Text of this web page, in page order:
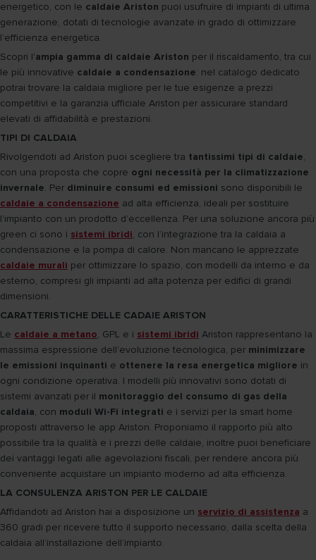
energetico, con le caldaie Ariston puoi usufruire di impianti di ultima
generazione, dotati di tecnologie avanzate in grado di ottimizzare
l’efficienza energetica.
Scopri l'ampia gamma di caldaie Ariston per il riscaldamento, tra cui
le più innovative caldaie a condensazione: nel catalogo dedicato
potrai trovare la caldaia migliore per le tue esigenze a prezzi
competitivi e la garanzia ufficiale Ariston per assicurare standard
elevati di affidabilità e prestazioni.
TIPI DI CALDAIA
Rivolgendoti ad Ariston puoi scegliere tra tantissimi tipi di caldaie,
con una proposta che copre ogni necessità per la climatizzazione
invernale. Per diminuire consumi ed emissioni sono disponibili le
caldaie a condensazione ad alta efficienza, ideali per sostituire
l’impianto con un prodotto d’eccellenza. Per una soluzione ancora più
green ci sono i sistemi ibridi, con l’integrazione tra la caldaia a
condensazione e la pompa di calore. Non mancano le apprezzate
caldaie murali per ottimizzare lo spazio, con modelli da interno e da
esterno, compresi gli impianti ad alta potenza per edifici di grandi
dimensioni.
CARATTERISTICHE DELLE CADAIE ARISTON
Le caldaie a metano, GPL e i sistemi ibridi Ariston rappresentano la
massima espressione dell’evoluzione tecnologica, per minimizzare
le emissioni inquinanti e ottenere la resa energetica migliore in
ogni condizione operativa. I modelli più innovativi sono dotati di
sistemi avanzati per il monitoraggio del consumo di gas della
caldaia, con moduli Wi-Fi integrati e i servizi per la smart home
proposti attraverso le app Ariston. Proponiamo il rapporto più alto
possibile tra la qualità e i prezzi delle caldaie, inoltre puoi beneficiare
dei vantaggi legati alle agevolazioni fiscali, per rendere ancora più
conveniente acquistare un impianto moderno ad alta efficienza.
LA CONSULENZA ARISTON PER LE CALDAIE
Affidandoti ad Ariston hai a disposizione un servizio di assistenza a
360 gradi per ricevere tutto il supporto necessario, dalla scelta della
caldaia all’installazione dell’impianto.